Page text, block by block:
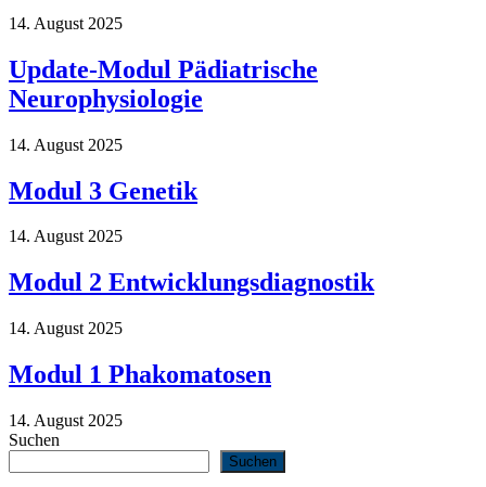
14. August 2025
Update-Modul Pädiatrische
Neurophysiologie
14. August 2025
Modul 3 Genetik
14. August 2025
Modul 2 Entwicklungsdiagnostik
14. August 2025
Modul 1 Phakomatosen
14. August 2025
Suchen
Suchen